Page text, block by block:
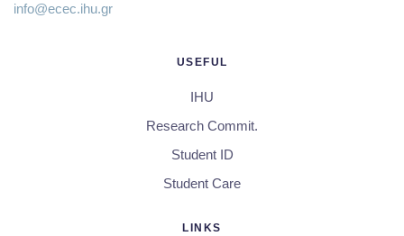
info@ecec.ihu.gr
USEFUL
IHU
Research Commit.
Student ID
Student Care
LINKS